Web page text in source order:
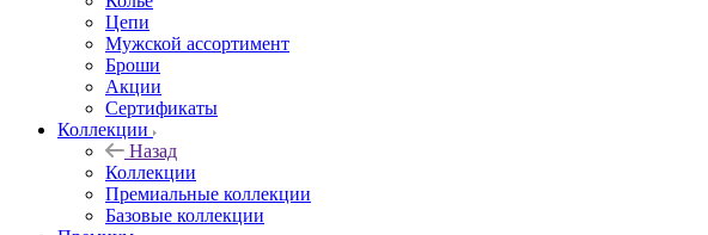
Цепи
Мужской ассортимент
Броши
Акции
Сертификаты
Коллекции
Назад
Коллекции
Премиальные коллекции
Базовые коллекции